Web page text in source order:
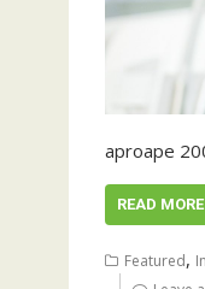
aproape
READ MORE
Featured,